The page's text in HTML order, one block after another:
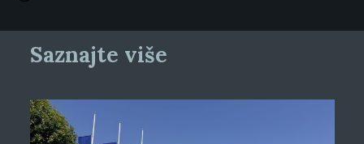
Saznajte više